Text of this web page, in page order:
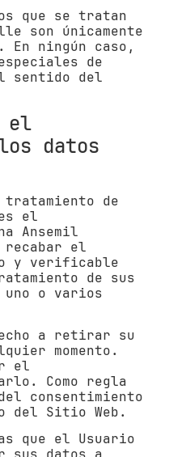
que se tratan
son únicamente
ningún caso,
de
sentido del
el
datos
de
el
Ansemil
recabar el
y verificable
de sus
uno o varios
a retirar su
momento.
el
Como regla
consentimiento
del Sitio Web.
que el Usuario